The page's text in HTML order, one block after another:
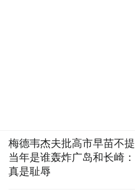
梅德韦杰夫批高市早苗不提
当年是谁轰炸广岛和长崎：
真是耻辱